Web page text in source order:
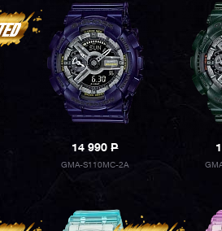
14 990P
GMA-S110MC-2A